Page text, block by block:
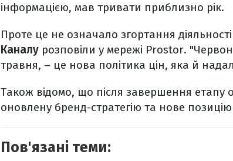
інформацією, мав тривати приблизно рік.
Проте це не означало згортання
Каналу розповіли у мережі Prostor.
травня, – це нова політика цін, яка й
Також відомо, що після завершення етапу
оновлену бренд-стратегію та нове
Пов'язані теми: